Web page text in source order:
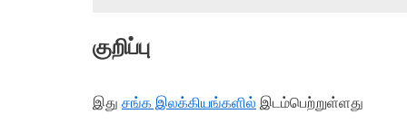
குறிப்பு
இது சங்க இலக்கியங்களில் இடம்பெற்றுள்ளது